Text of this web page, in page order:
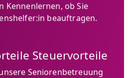
Kennenlernen, ob Sie
beauftragen.
Steuervorteile
Seniorenbetreuung